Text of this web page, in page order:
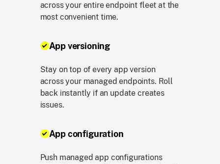
across your entire endpoint fleet at the
most convenient time.
App versioning
Stay on top of every app version
across your managed endpoints. Roll
back instantly if an update creates
issues.
App configuration
Push managed app configurations